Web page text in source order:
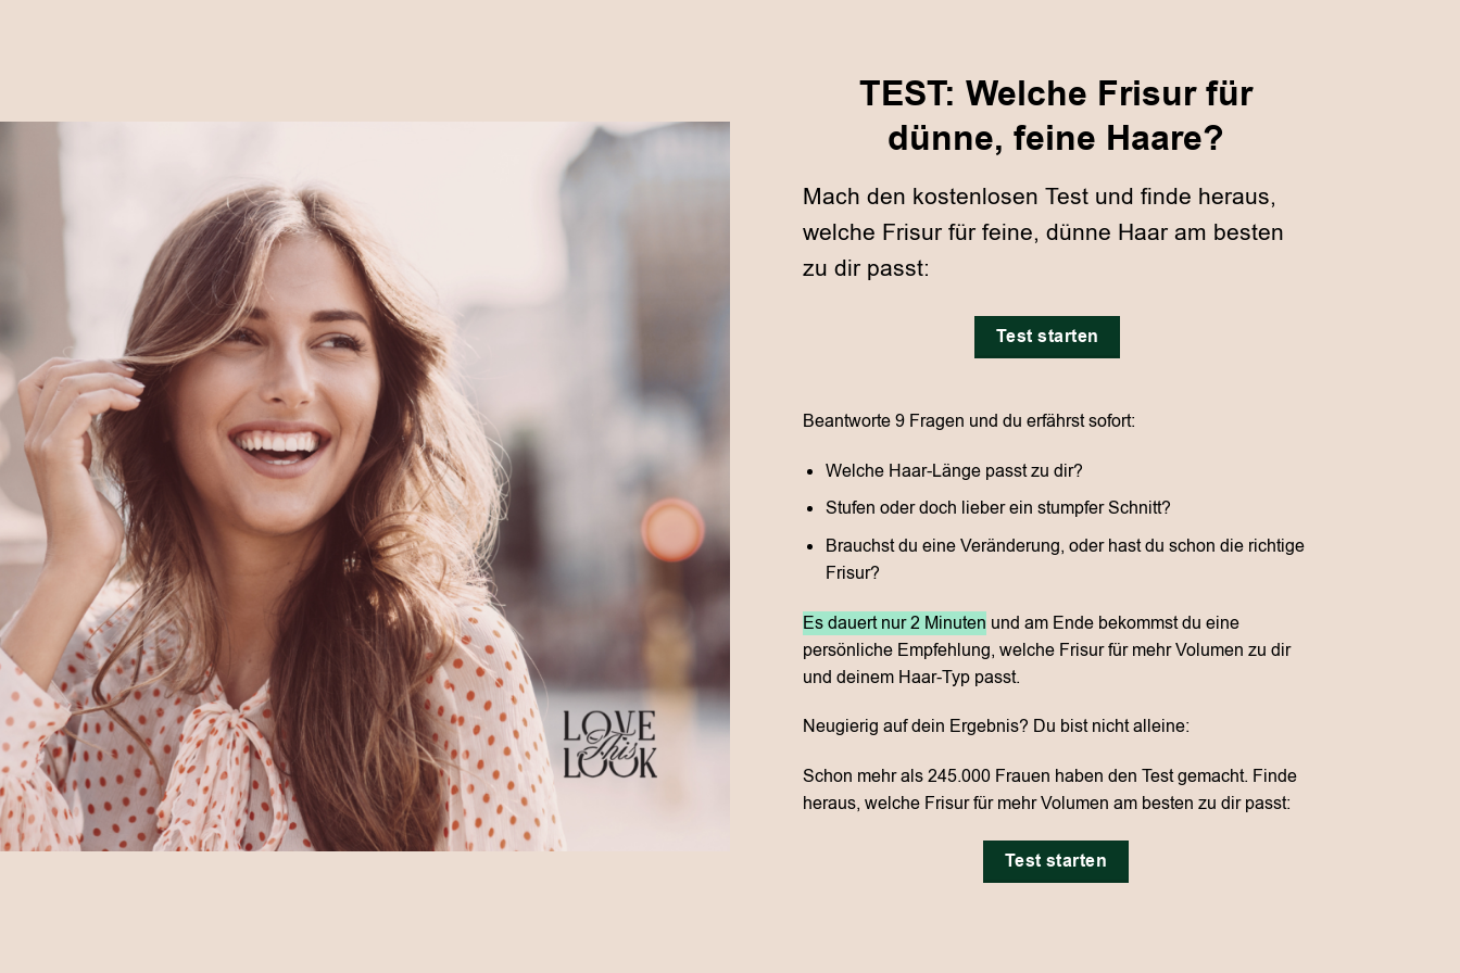
TEST: Welche Frisur für
dünne, feine Haare?
Mach den kostenlosen Test und finde heraus,
welche Frisur für feine, dünne Haar am besten
zu dir passt:
Test starten
Beantworte 9 Fragen und du erfährst sofort:
Welche Haar-Länge passt zu dir?
Stufen oder doch lieber ein stumpfer Schnitt?
Brauchst du eine Veränderung, oder hast du schon die richtige
Frisur?
Es dauert nur 2 Minuten und am Ende bekommst du eine
persönliche Empfehlung, welche Frisur für mehr Volumen zu dir
und deinem Haar-Typ passt.
Neugierig auf dein Ergebnis? Du bist nicht alleine:
Schon mehr als 245.000 Frauen haben den Test gemacht. Finde
heraus, welche Frisur für mehr Volumen am besten zu dir passt:
Test starten